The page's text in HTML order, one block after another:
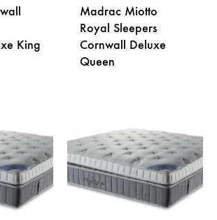
King
LISTU
ŽELJA
Madrac Miotto
Royal Sleepers
Cornwall Deluxe
Queen
NA
LISTU
ŽELJA